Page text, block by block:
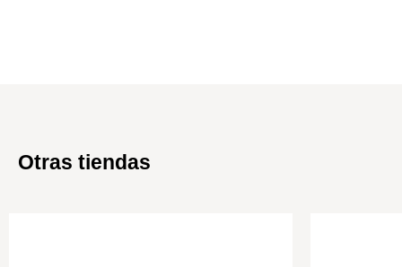
Otras tiendas